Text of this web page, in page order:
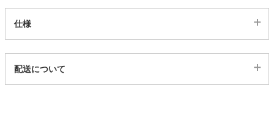
家電・照明器具
仕様
1700569
配送について